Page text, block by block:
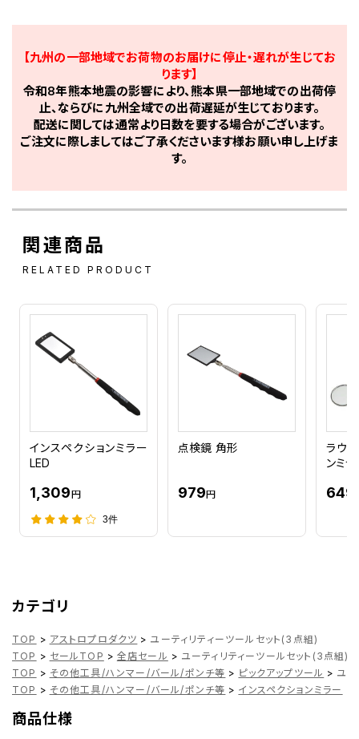
【九州の一部地域でお荷物のお届けに停止・遅れが生じてお
ります】
令和8年熊本地震の影響により、熊本県一部地域での出荷停
止、ならびに九州全域での出荷遅延が生じております。
配送に関しては通常より日数を要する場合がございます。
ご注文に際しましてはご了承くださいます様お願い申し上げま
す。
関連商品
RELATED PRODUCT
インスペクションミラー
LED
1,309円
3件
点検鏡 角形
979円
ラウ
ンミラ
649
カテゴリ
TOP > アストロプロダクツ > ユーティリティーツールセット(3点組)
TOP > セールTOP > 全店セール > ユーティリティーツールセット(3点組)
TOP > その他工具/ハンマー/バール/ポンチ等 > ピックアップツール > ユー
TOP > その他工具/ハンマー/バール/ポンチ等 > インスペクションミラー
商品仕様